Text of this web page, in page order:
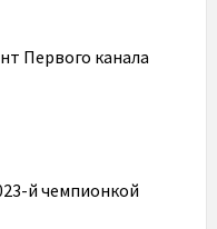
Первого канала
й чемпионкой